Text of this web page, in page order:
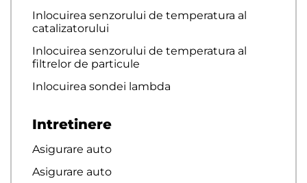
Inlocuirea senzorului de temperatura al
catalizatorului
Inlocuirea senzorului de temperatura al
filtrelor de particule
Inlocuirea sondei lambda
Intretinere
Asigurare auto
Asigurare auto